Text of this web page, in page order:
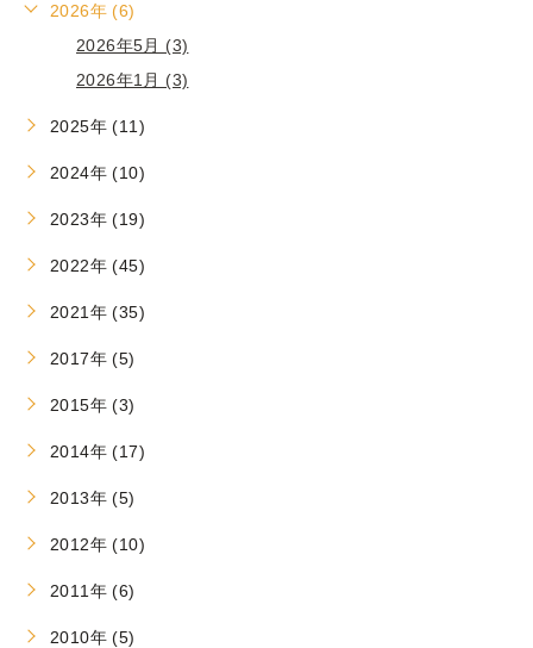
2026年 (6)
2026年5月 (3)
2026年1月 (3)
2025年 (11)
2024年 (10)
2023年 (19)
2022年 (45)
2021年 (35)
2017年 (5)
2015年 (3)
2014年 (17)
2013年 (5)
2012年 (10)
2011年 (6)
2010年 (5)